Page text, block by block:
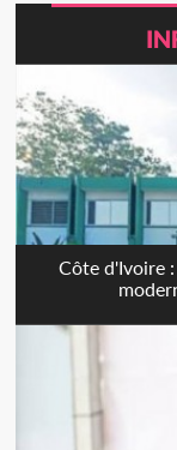
Côte d'Ivoire